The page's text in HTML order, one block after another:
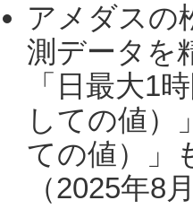
アメダスの
測データを
「日最大1
しての値）
ての値）」
（2025年8